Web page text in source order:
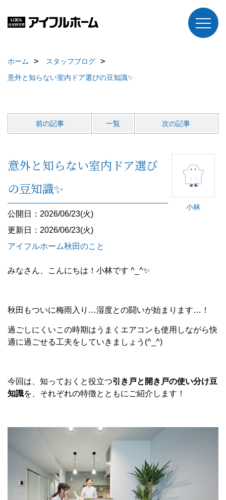
ホーム
スタッフブログ
意外と知らない室内ドア選びの豆知識✨
前の記事 一覧 次の記事
小林
意外と知らない室内ドア選び
の豆知識✨
公開日：2026/06/23(火)
更新日：2026/06/23(火)
アイフルホーム秋田のこと
みなさん、こんにちは！小林です ^_^✨
秋田もついに梅雨入り…湿度との闘いが始まります…！
過ごしにくいこの時期はうまくエアコンも使用しながら快
適に過ごせる工夫をしていきましょう(^_^)
今回は、知っておくと役立つ引き戸と開き戸の使い分け豆
知識を、それぞれの特徴とともにご紹介します！